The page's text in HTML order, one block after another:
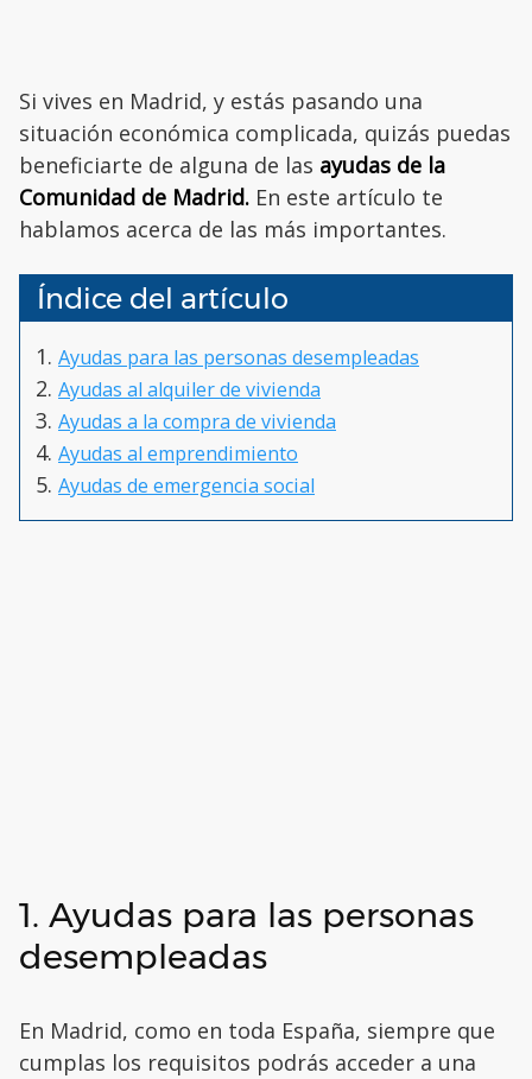
Si vives en Madrid, y estás pasando una
situación económica complicada, quizás puedas
beneficiarte de alguna de las ayudas de la
Comunidad de Madrid. En este artículo te
hablamos acerca de las más importantes.
Índice del artículo
Ayudas para las personas desempleadas
Ayudas al alquiler de vivienda
Ayudas a la compra de vivienda
Ayudas al emprendimiento
Ayudas de emergencia social
1. Ayudas para las personas
desempleadas
En Madrid, como en toda España, siempre que
cumplas los requisitos podrás acceder a una